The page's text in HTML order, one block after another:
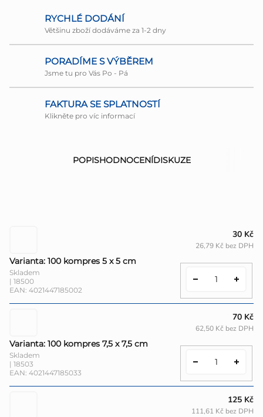
RYCHLÉ DODÁNÍ
Většinu zboží dodáváme za 1-2 dny
PORADÍME S VÝBĚREM
Jsme tu pro Vás Po - Pá
FAKTURA SE SPLATNOSTÍ
Klikněte pro víc informací
POPISHODNOCENÍDISKUZE
Varianta: 100 kompres 5 x 5 cm
Skladem
| 18500
EAN: 4021447185002
30 Kč
26,79 Kč bez DPH
Varianta: 100 kompres 7,5 x 7,5 cm
Skladem
| 18503
EAN: 4021447185033
70 Kč
62,50 Kč bez DPH
125 Kč
111,61 Kč bez DPH